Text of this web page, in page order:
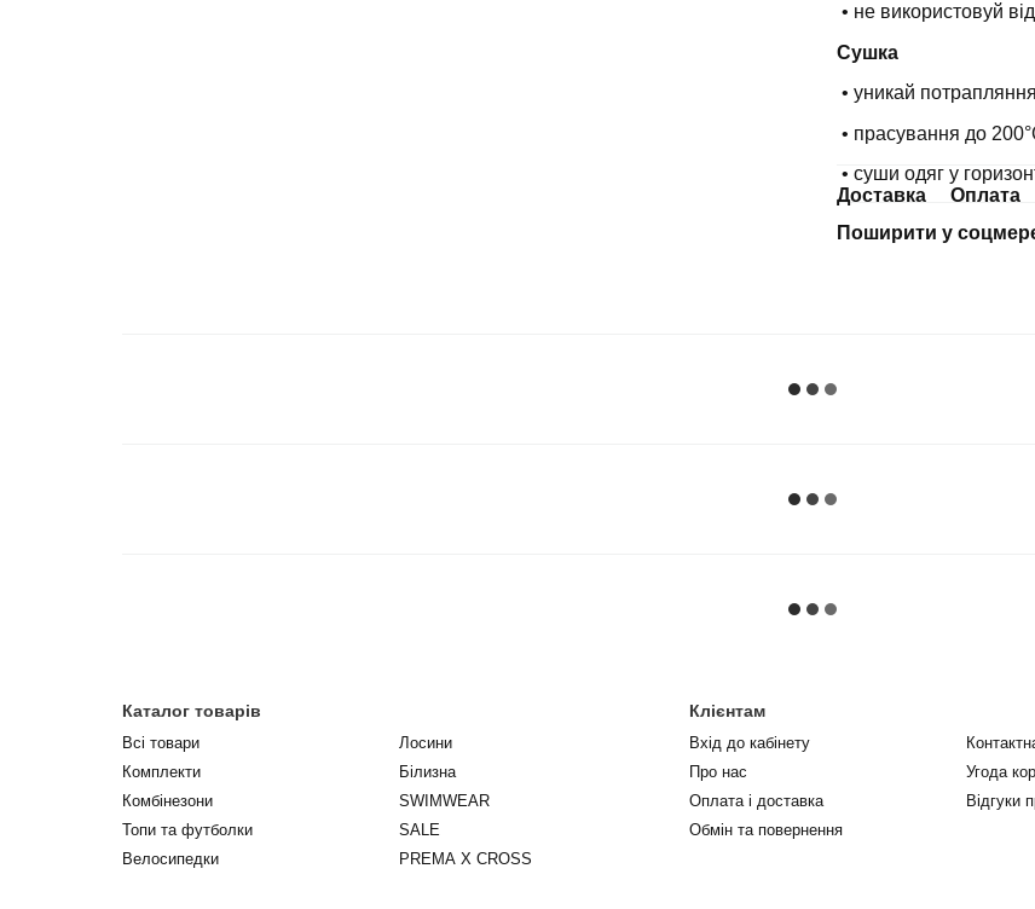
• не використовуй
Сушка
• уникай
• прасування до
• суши одяг у
Доставка
Оплата
Поширити у
Каталог товарів
Всі товари
Комплекти
Комбінезони
Топи та футболки
Велосипедки
Лосини
Білизна
SWIMWEAR
SALE
PREMA X CROSS
Клієнтам
Вхід до кабінету
Про нас
Оплата і доставка
Обмін та повернення
Угода
Відгуки